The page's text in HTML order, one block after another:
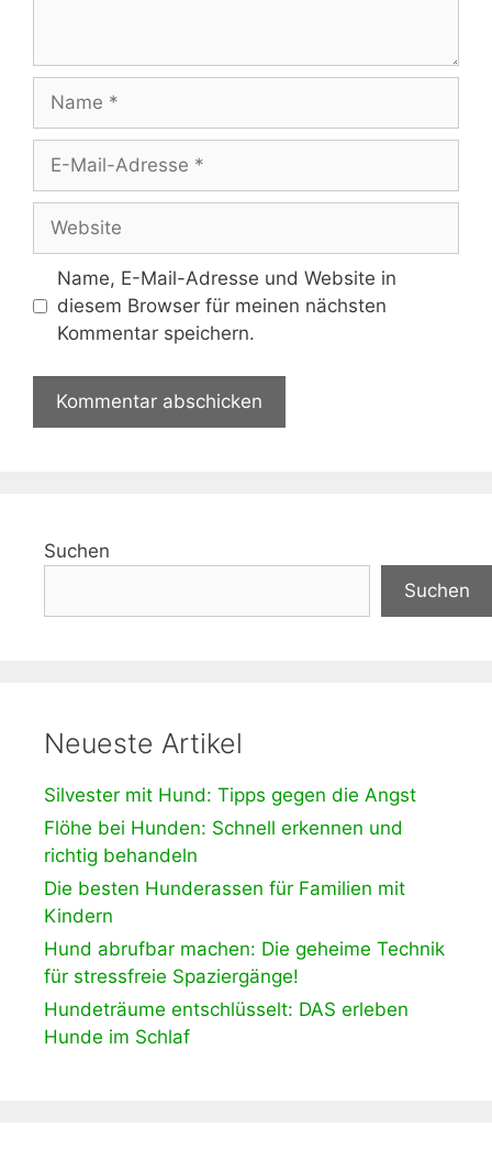
Name
Adresse
Website
Name, E-Mail-Adresse und Website in
diesem Browser für meinen nächsten
Kommentar speichern.
Suchen
Suchen
Neueste Artikel
Silvester mit Hund: Tipps gegen die Angst
Flöhe bei Hunden: Schnell erkennen und
richtig behandeln
Die besten Hunderassen für Familien mit
Kindern
Hund abrufbar machen: Die geheime Technik
für stressfreie Spaziergänge!
Hundeträume entschlüsselt: DAS erleben
Hunde im Schlaf